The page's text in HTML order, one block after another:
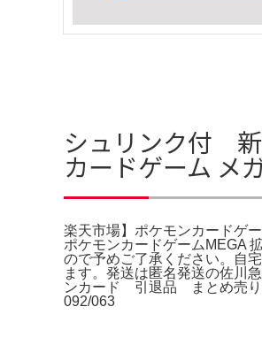
シュリンク付
カードゲーム メ
楽天市場】ポケモンカードゲ
ポケモンカードゲームMEGA
ので予めご了承ください。自
ます。発送は匿名発送の佐川
ンカード 引退品 まとめ売り
092/063